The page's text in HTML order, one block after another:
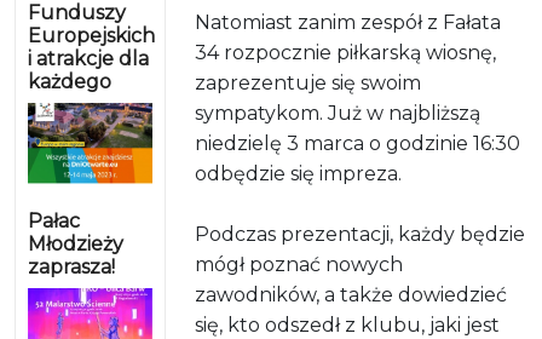
Funduszy
Europejskich
i atrakcje dla
każdego
Pałac
Młodzieży
zaprasza!
Natomiast zanim zespół z Fałata
34 rozpocznie piłkarską wiosnę,
zaprezentuje się swoim
sympatykom. Już w najbliższą
niedzielę 3 marca o godzinie 16:30
odbędzie się impreza.
Podczas prezentacji, każdy będzie
mógł poznać nowych
zawodników, a także dowiedzieć
się, kto odszedł z klubu, jaki jest